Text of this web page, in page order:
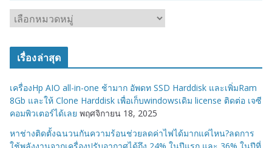
ม
ว
มู่
เรื่องล่าสุด
เครื่องHp AIO all-in-one ช้ามาก อัพดท SSD Harddisk และเพิ่มRam
8Gb และให้ Clone Harddisk เพื่อเก็บwindowsเดิม license ติดต่อ เจซี
คอมพิวเตอร์ได้เลย พฤศจิกายน 18, 2025
หาช่างติดตั้งฉนวนกันความร้อนช่วยลดค่าไฟได้มากแค่ไหน?ลดการ